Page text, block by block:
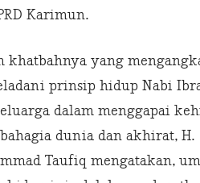
Karimun.
khatbahnya yang
prinsip hidup Nabi
dalam menggapai
dunia dan akhirat, H.
Taufiq mengatakan,